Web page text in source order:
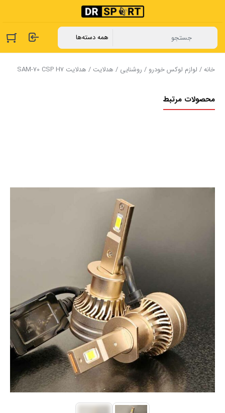
خانه/ لوازم لوکس خودرو / روشنایی / هدلایت / هدلایت SAM-70 CSP H7
محصولات مرتبط